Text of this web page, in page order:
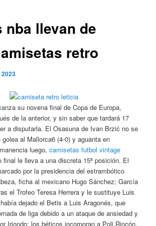
nba llevan de
retro
su novena final de Copa de Europa,
de la anterior, y sin saber que tardará 17
a disputarla. El Osasuna de Ivan Brzić no se
al Mallorca6 (4-0) y aguanta en
luego,camisetas futbol vintage
final le lleva a una discreta 15ª posición. El
por la presidencia del estrambótico
ficha al mexicano Hugo Sánchez; García
el Trofeo Teresa Herrera y le sustituye Luis
dejado el Betis a Luis Aragonés, que
de liga debido a un ataque de ansiedad y
Iriondo; los béticos incorporan a Poli Rincón,